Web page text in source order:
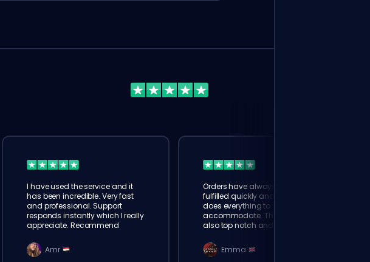
I have used the service and it
has been incredible. Very fast
and professional. Support
responds instantly which I really
appreciate. Recommend
Amr
Orders have always been
fulfilled quickly and booster
does everything to
accommodate. The support is
also top notch and responds
elokingEmma